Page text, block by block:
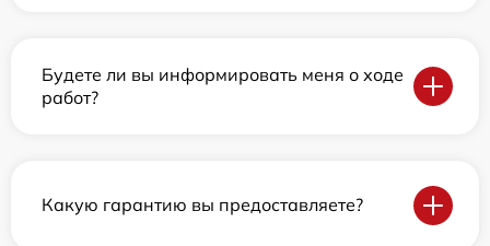
Будете ли вы информировать меня о ходе
работ?
Какую гарантию вы предоставляете?